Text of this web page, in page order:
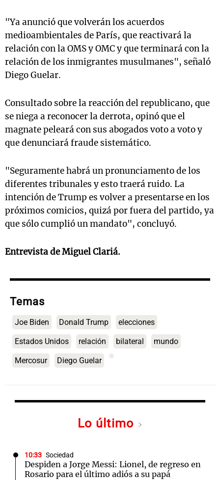
"Ya anunció que volverán los acuerdos
medioambientales de París, que reactivará la
relación con la OMS y OMC y que terminará con la
relación de los inmigrantes musulmanes", señaló
Diego Guelar.
Consultado sobre la reacción del republicano, que
se niega a reconocer la derrota, opinó que el
magnate peleará con sus abogados voto a voto y
que denunciará fraude sistemático.
"Seguramente habrá un pronunciamento de los
diferentes tribunales y esto traerá ruido. La
intención de Trump es volver a presentarse en los
próximos comicios, quizá por fuera del partido, ya
que sólo cumplió un mandato", concluyó.
Entrevista de Miguel Clariá.
Temas
Joe Biden Donald Trump elecciones
Estados Unidos relación bilateral mundo
Mercosur Diego Guelar
Lo último
10:33 Sociedad
Despiden a Jorge Messi: Lionel, de regreso en
Rosario para el último adiós a su papá